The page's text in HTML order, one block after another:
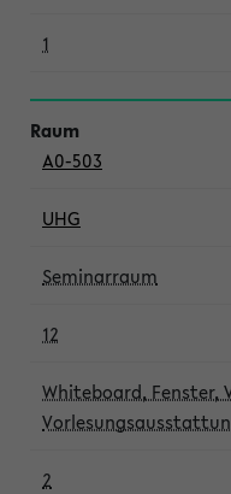
1
A0-503
UHG
Seminarraum
12
Whiteboard, Fenster,
2